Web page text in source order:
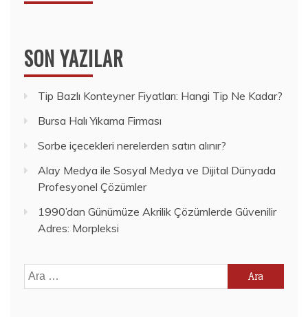
SON YAZILAR
Tip Bazlı Konteyner Fiyatları: Hangi Tip Ne Kadar?
Bursa Halı Yıkama Firması
Sorbe içecekleri nerelerden satın alınır?
Alay Medya ile Sosyal Medya ve Dijital Dünyada
Profesyonel Çözümler
1990’dan Günümüze Akrilik Çözümlerde Güvenilir
Adres: Morpleksi
Arama: